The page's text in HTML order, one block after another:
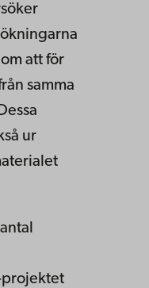
att för
samma
ur
projektet